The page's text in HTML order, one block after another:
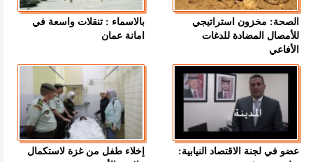
الصحة: مخزون استراتيجي
للأمصال المضادة للدغات
الأفاعي
بالاسماء : تنقلات واسعة في
امانة عمان
عضو في لجنة الاقتصاد النيابية:
إخلاء طفل من غزة لاستكمال